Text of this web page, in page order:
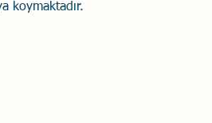
koymaktadır.